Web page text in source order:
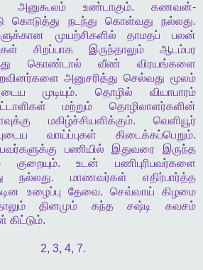
அனுகூலம் உண்டாகும். கணவன்-
கொடுத்து நடந்து கொள்வது நல்லது.
முயற்சிகளில் தாமதப்
பலன்
சிறப்பாக இருந்தாலும்
ஆடம்பர
கொண்டால் வீண்
விரயங்களை
அனுசரித்து செல்வது மூலம்
முடியும். தொழில்
வியாபாரம்
மற்றும்
தொழிலாளர்களின்
மகிழ்ச்சியளிக்கும். வெளியூர்
வாய்ப்புகள் கிடைக்கப்பெறும்.
பணியில் இதுவரை
இருந்த
குறையும்.உடன்
பணிபுரிபவர்களை
நல்லது. மாணவர்கள்
எதிர்பார்த்த
உழைப்பு தேவை. செவ்வாய்
கிழமை
தினமும் கந்த சஷ்டி
கவசம்
கிட்டும்.
2, 3, 4, 7.